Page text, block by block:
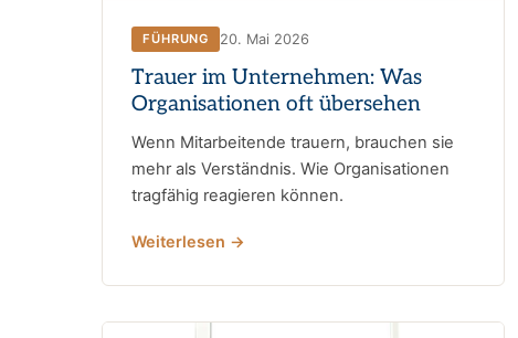
FÜHRUNG 20. Mai 2026
Trauer im Unternehmen: Was
Organisationen oft übersehen
Wenn Mitarbeitende trauern, brauchen sie
mehr als Verständnis. Wie Organisationen
tragfähig reagieren können.
Weiterlesen →